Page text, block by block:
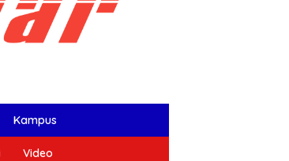
Kampus
Video